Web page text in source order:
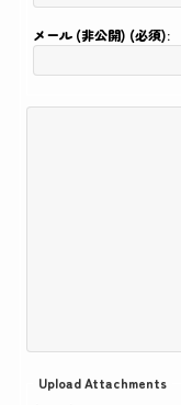
メール (非公開) (必須):
Upload Attachments